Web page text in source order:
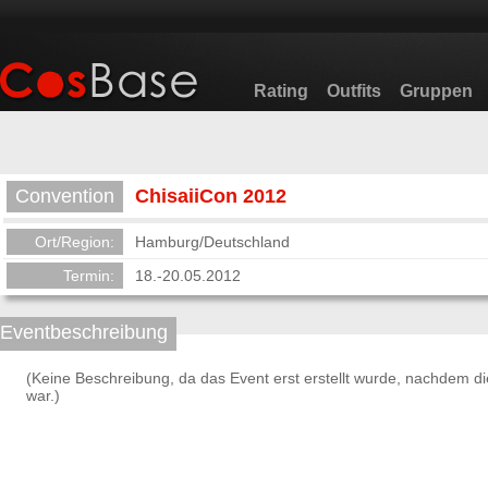
Rating Outfits Gruppen
Convention ChisaiiCon 2012
Ort/Region:
Hamburg/Deutschland
Termin:
18.-20.05.2012
Eventbeschreibung
(Keine Beschreibung, da das Event erst erstellt wurde, nachdem
war.)